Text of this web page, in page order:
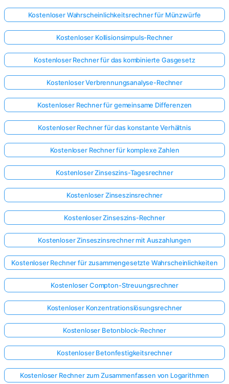
Kostenloser Wahrscheinlichkeitsrechner für Münzwürfe
Kostenloser Kollisionsimpuls-Rechner
Kostenloser Rechner für das kombinierte Gasgesetz
Kostenloser Verbrennungsanalyse-Rechner
Kostenloser Rechner für gemeinsame Differenzen
Kostenloser Rechner für das konstante Verhältnis
Kostenloser Rechner für komplexe Zahlen
Kostenloser Zinseszins-Tagesrechner
Kostenloser Zinseszinsrechner
Kostenloser Zinseszins-Rechner
Kostenloser Zinseszinsrechner mit Auszahlungen
Kostenloser Rechner für zusammengesetzte Wahrscheinlichkeiten
Kostenloser Compton-Streuungsrechner
Kostenloser Konzentrationslösungsrechner
Kostenloser Betonblock-Rechner
Kostenloser Betonfestigkeitsrechner
Kostenloser Rechner zum Zusammenfassen von Logarithmen